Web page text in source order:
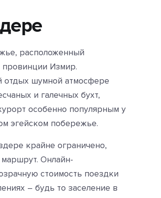
расположенный
Измир.
шумной атмосфере
и галечных бухт,
особенно популярным у
эгейском побережье.
крайне ограничено,
Онлайн-
стоимость поездки
– будь то заселение в